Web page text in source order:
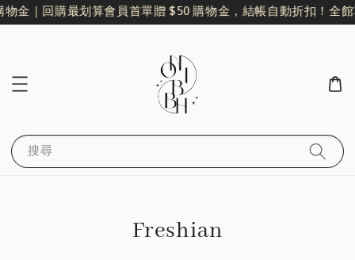
金｜回購最划算會員首單贈 $50 購物金，結帳自動折扣！全館
搜尋
Freshian